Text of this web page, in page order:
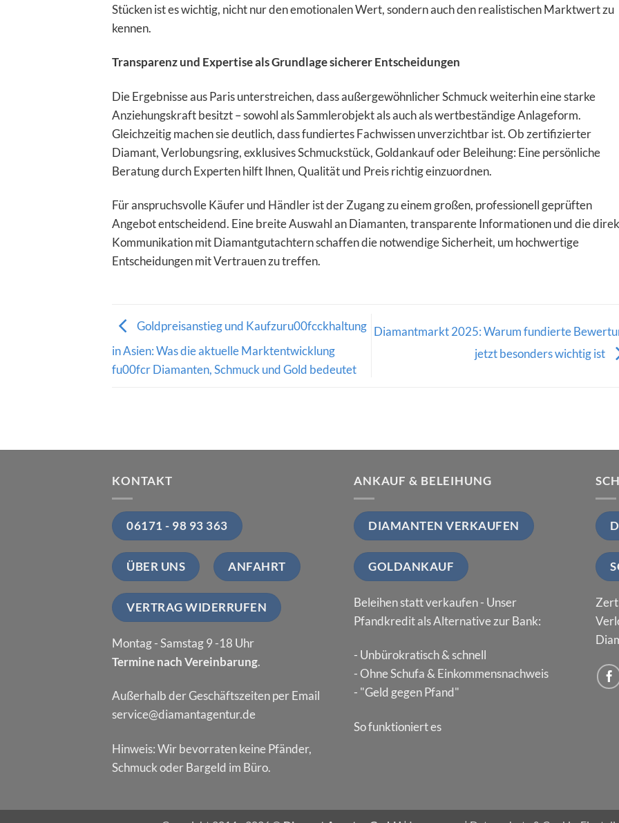
Stücken ist es wichtig, nicht nur den emotionalen Wert, sondern auch den realistischen Marktwert zu
kennen.
Transparenz und Expertise als Grundlage sicherer Entscheidungen
Die Ergebnisse aus Paris unterstreichen, dass außergewöhnlicher Schmuck weiterhin eine starke
Anziehungskraft besitzt – sowohl als Sammlerobjekt als auch als wertbeständige Anlageform.
Gleichzeitig machen sie deutlich, dass fundiertes Fachwissen unverzichtbar ist. Ob zertifizierter
Diamant, Verlobungsring, exklusives Schmuckstück, Goldankauf oder Beleihung: Eine persönliche
Beratung durch Experten hilft Ihnen, Qualität und Preis richtig einzuordnen.
Für anspruchsvolle Käufer und Händler ist der Zugang zu einem großen, professionell geprüften
Angebot entscheidend. Eine breite Auswahl an Diamanten, transparente Informationen und die
Kommunikation mit Diamantgutachtern schaffen die notwendige Sicherheit, um hochwertige
Entscheidungen mit Vertrauen zu treffen.
Goldpreisanstieg und Kaufzuru00fcckhaltung
in Asien: Was die aktuelle Marktentwicklung
fu00fcr Diamanten, Schmuck und Gold bedeutet
Diamantmarkt 2025: Warum fundierte
jetzt besonders wichtig ist
KONTAKT
06171 - 98 93 363
ÜBER UNS ANFAHRT
VERTRAG WIDERRUFEN
Montag - Samstag 9 -18 Uhr
Termine nach Vereinbarung.
Außerhalb der Geschäftszeiten per Email
service@diamantagentur.de
Hinweis: Wir bevorraten keine Pfänder,
Schmuck oder Bargeld im Büro.
ANKAUF & BELEIHUNG
DIAMANTEN VERKAUFEN
GOLDANKAUF
Beleihen statt verkaufen - Unser
Pfandkredit als Alternative zur Bank:
- Unbürokratisch & schnell
- Ohne Schufa & Einkommensnachweis
- "Geld gegen Pfand"
So funktioniert es